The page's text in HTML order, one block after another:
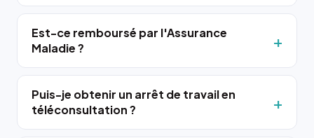
Est-ce remboursé par l'Assurance
Maladie ?
Puis-je obtenir un arrêt de travail en
téléconsultation ?